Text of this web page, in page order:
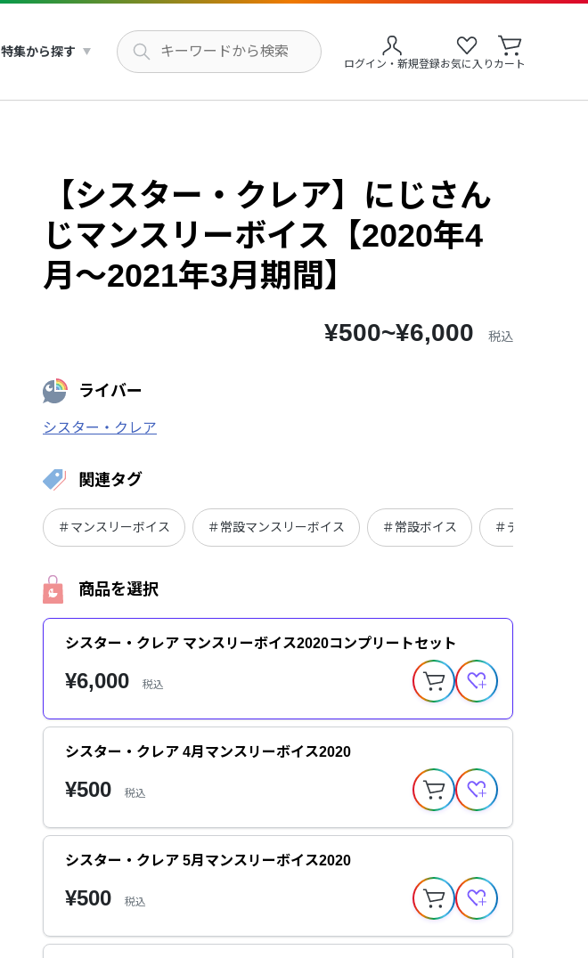
特集から探す
ログイン・新規登録お気に入り カート
【シスター・クレア】にじさん
じマンスリーボイス【2020年4
月～2021年3月期間】
¥500~¥6,000 税込
ライバー
シスター・クレア
関連タグ
＃マンスリーボイス ＃常設マンスリーボイス ＃常設ボイス ＃デジタルグッ
商品を選択
シスター・クレア マンスリーボイス2020コンプリートセット
¥6,000 税込
シスター・クレア 4月マンスリーボイス2020
¥500 税込
シスター・クレア 5月マンスリーボイス2020
¥500 税込